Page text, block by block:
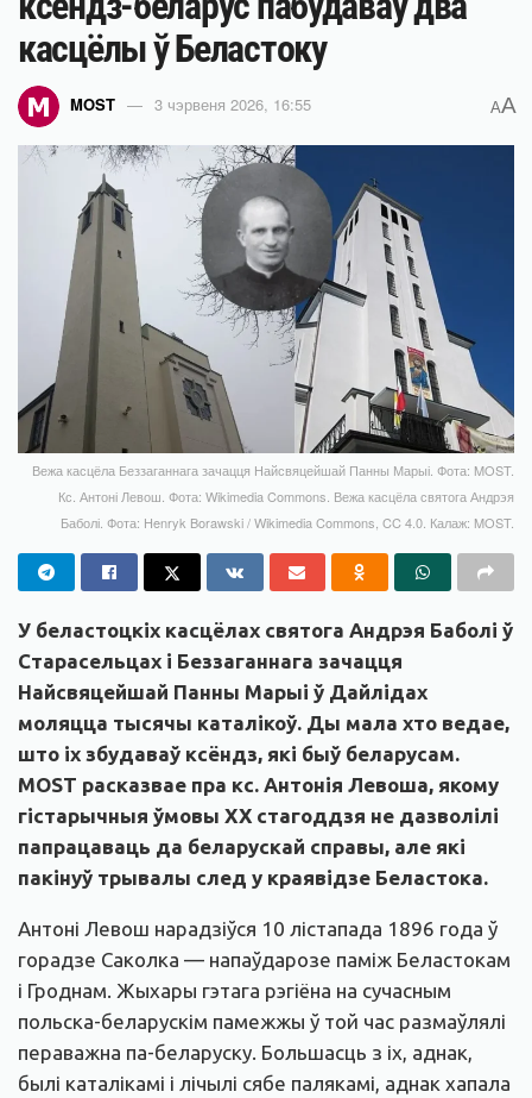
касцёлы ў Беластоку
MOST 3 чэрвеня 2026, 16:55 AA
Вежа касцёла Беззаганнага зачацця Найсвяцейшай Панны Марыі. Фота: MOST.
Кс. Антоні Левош. Фота: Wikimedia Commons. Вежа касцёла святога Андрэя
Баболі. Фота: Henryk Borawski / Wikimedia Commons, CC 4.0. Калаж: MOST.
У беластоцкіх касцёлах святога Андрэя Баболі ў
Старасельцах і Беззаганнага зачацця
Найсвяцейшай Панны Марыі ў Дайлідах
моляцца тысячы каталікоў. Ды мала хто ведае,
што іх збудаваў ксёндз, які быў беларусам.
MOST расказвае пра кс. Антонія Левоша, якому
гістарычныя ўмовы ХХ стагоддзя не дазволілі
папрацаваць да беларускай справы, але які
пакінуў трывалы след у краявідзе Беластока.
Антоні Левош нарадзіўся 10 лістапада 1896 года ў
горадзе Саколка — напаўдарозе паміж Беластокам
і Гроднам. Жыхары гэтага рэгіёна на сучасным
польска-беларускім памежжы ў той час размаўлялі
пераважна па-беларуску. Большасць з іх, аднак,
былі каталікамі і лічылі сябе палякамі, аднак хапала